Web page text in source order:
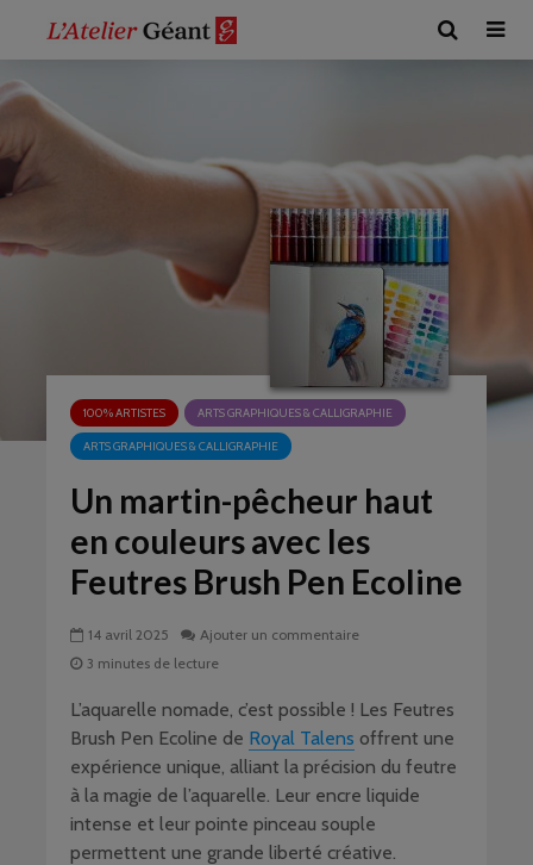
100% ARTISTES ARTS GRAPHIQUES & CALLIGRAPHIE
ARTS GRAPHIQUES & CALLIGRAPHIE
Un martin-pêcheur haut
en couleurs avec les
Feutres Brush Pen Ecoline
14 avril 2025
Ajouter un commentaire
3 minutes de lecture
L’aquarelle nomade, c’est possible ! Les Feutres
Brush Pen Ecoline de Royal Talens offrent une
expérience unique, alliant la précision du feutre
à la magie de l’aquarelle. Leur encre liquide
intense et leur pointe pinceau souple
permettent une grande liberté créative.